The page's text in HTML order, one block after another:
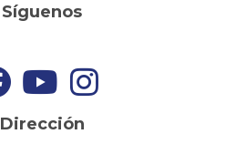
Síguenos
Dirección